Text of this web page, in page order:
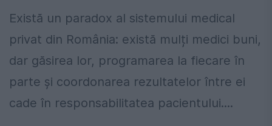
Există un paradox al sistemului medical
privat din România: există mulți medici buni,
dar găsirea lor, programarea la fiecare în
parte și coordonarea rezultatelor între ei
cade în responsabilitatea pacientului....